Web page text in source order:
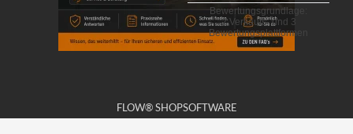
FLOW® SHOPSOFTWARE